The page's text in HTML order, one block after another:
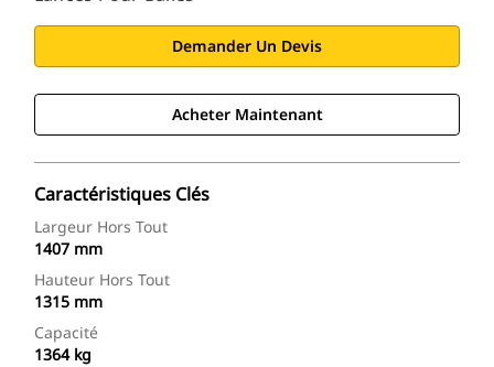
Demander Un Devis
Acheter Maintenant
Caractéristiques Clés
Largeur Hors Tout
1407 mm
Hauteur Hors Tout
1315 mm
Capacité
1364 kg